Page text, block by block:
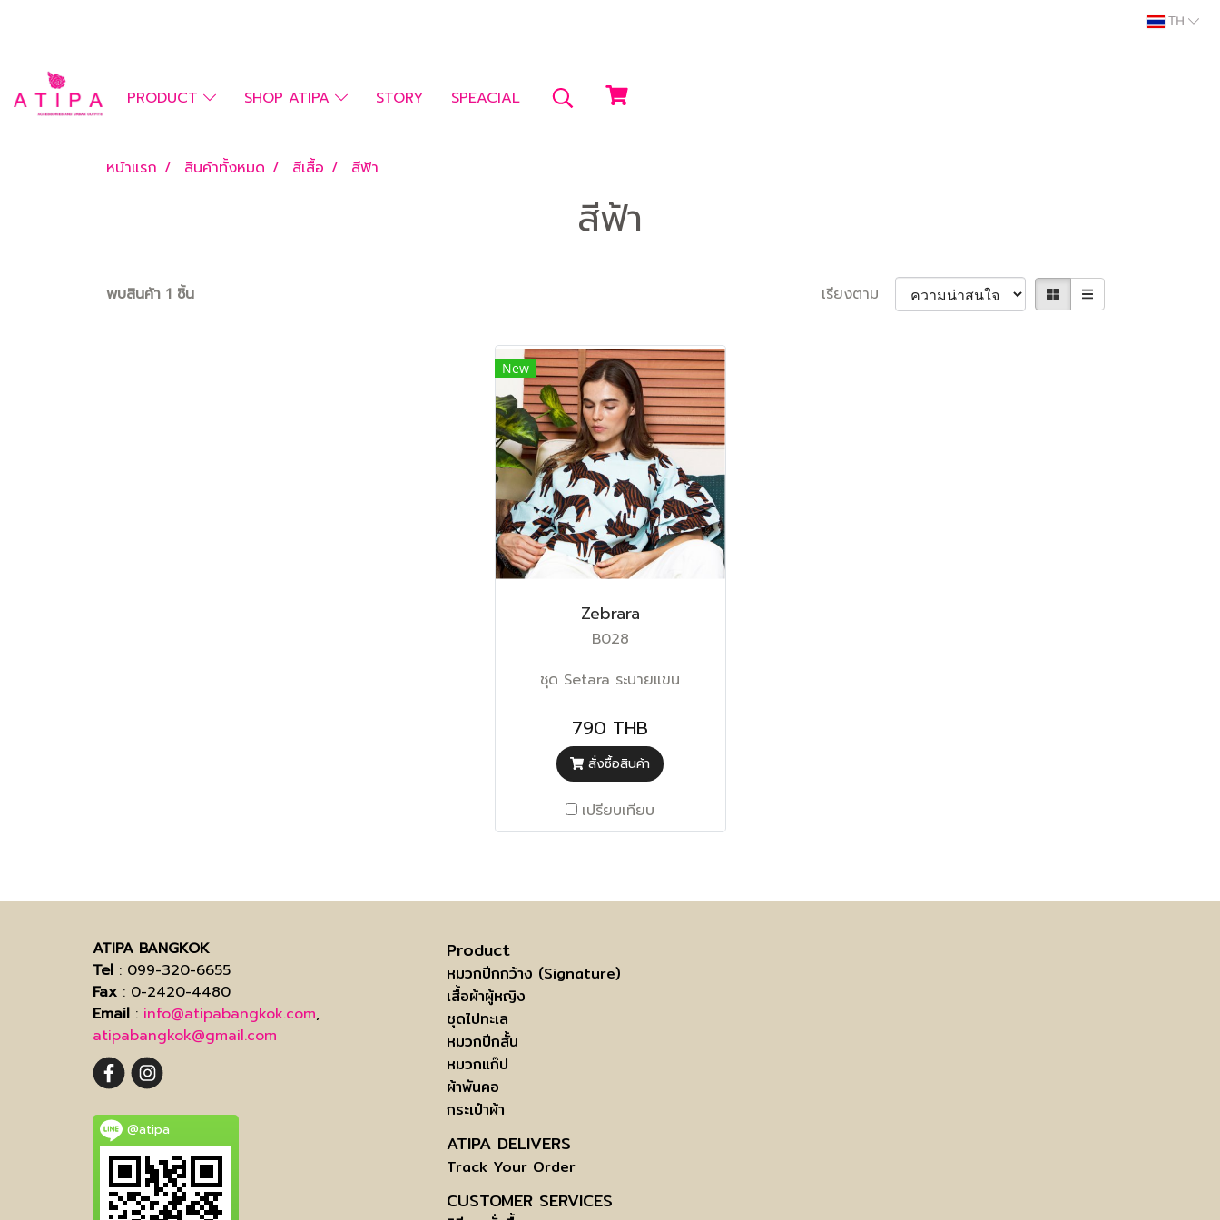
TH
PRODUCT SHOP ATIPA STORY SPEACIAL
หน้าแรก สินค้าทั้งหมด สีเสื้อ สีฟ้า
สีฟ้า
พบสินค้า 1 ชิ้น เรียงตาม
New
Zebrara
B028
ชุด Setara ระบายแขน
790 THB
สั่งซื้อสินค้า
เปรียบเทียบ
ATIPA BANGKOK
Tel : 099-320-6655
Fax : 0-2420-4480
Email : info@atipabangkok.com,
atipabangkok@gmail.com
@atipa
Product
หมวกปีกกว้าง (Signature)
เสื้อผ้าผู้หญิง
ชุดไปทะเล
หมวกปีกสั้น
หมวกแก๊ป
ผ้าพันคอ
กระเป๋าผ้า
ATIPA DELIVERS
Track Your Order
CUSTOMER SERVICES